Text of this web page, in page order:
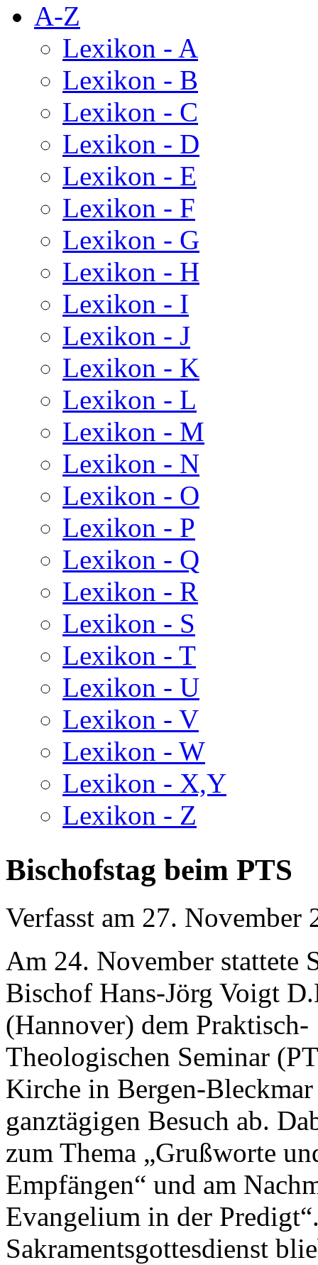
A-Z
Lexikon - A
Lexikon - B
Lexikon - C
Lexikon - D
Lexikon - E
Lexikon - F
Lexikon - G
Lexikon - H
Lexikon - I
Lexikon - J
Lexikon - K
Lexikon - L
Lexikon - M
Lexikon - N
Lexikon - O
Lexikon - P
Lexikon - Q
Lexikon - R
Lexikon - S
Lexikon - T
Lexikon - U
Lexikon - V
Lexikon - W
Lexikon - X,Y
Lexikon - Z
Bischofstag beim PTS
Verfasst am 27. November
Am 24. November stattete
Bischof Hans-Jörg Voigt
(Hannover) dem Praktisch-
Theologischen Seminar
Kirche in Bergen-Bleckmar
ganztägigen Besuch ab.
zum Thema „Grußworte
Empfängen“ und am
Evangelium in der
Sakramentsgottesdienst